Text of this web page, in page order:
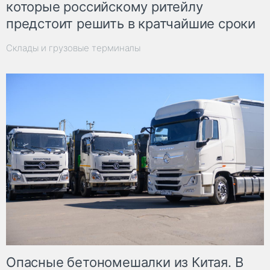
которые российскому ритейлу
предстоит решить в кратчайшие сроки
Склады и грузовые терминалы
Опасные бетономешалки из Китая. В